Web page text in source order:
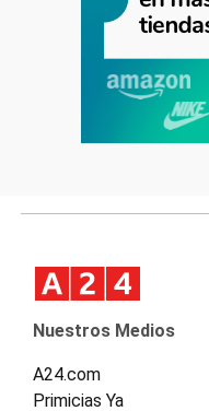
Nuestros Medios
A24.com
Primicias Ya